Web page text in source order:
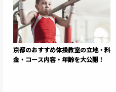
京都のおすすめ体操教室の立地・料
金・コース内容・年齢を大公開！